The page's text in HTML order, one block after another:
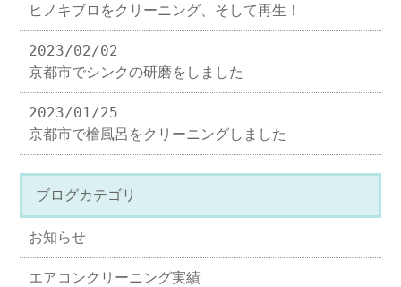
ヒノキブロをクリーニング、そして再生！
2023/02/02
京都市でシンクの研磨をしました
2023/01/25
京都市で檜風呂をクリーニングしました
ブログカテゴリ
お知らせ
エアコンクリーニング実績